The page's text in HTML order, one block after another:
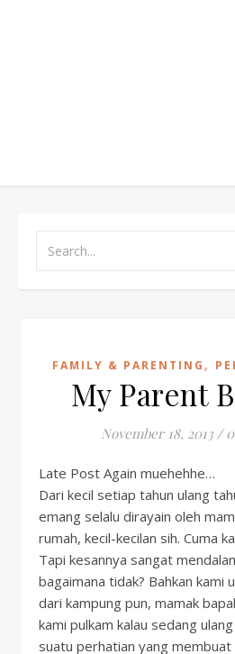
FAMILY & PARENTING ,
My Parent
November 18, 2013 /
Late Post Again muehehhe…
Dari kecil setiap tahun ulang
emang selalu dirayain oleh
rumah, kecil-kecilan sih. Cuma
Tapi kesannya sangat
bagaimana tidak? Bahkan kami
dari kampung pun, mamak
kami pulkam kalau sedang
suatu perhatian yang